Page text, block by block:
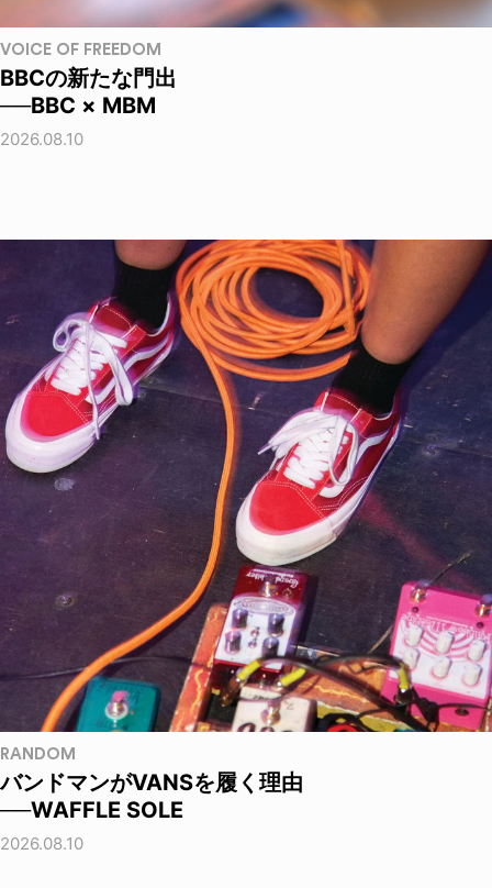
VOICE OF FREEDOM
BBCの新たな門出
──BBC × MBM
2026.08.10
RANDOM
バンドマンがVANSを履く理由
──WAFFLE SOLE
2026.08.10